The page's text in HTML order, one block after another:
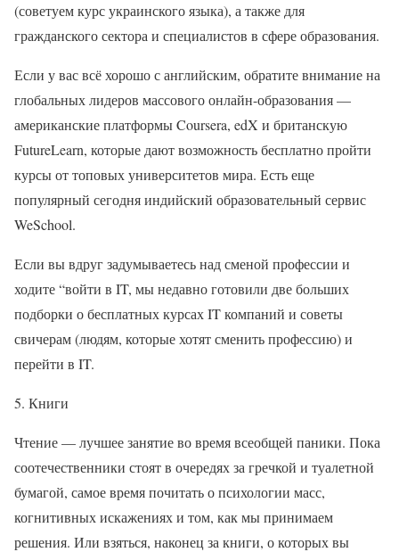
(советуем курс украинского языка), а также для
гражданского сектора и специалистов в сфере образования.
Если у вас всё хорошо с английским, обратите внимание на
глобальных лидеров массового онлайн-образования —
американские платформы Coursera, edX и британскую
FutureLearn, которые дают возможность бесплатно пройти
курсы от топовых университетов мира. Есть еще
популярный сегодня индийский образовательный сервис
WeSchool.
Если вы вдруг задумываетесь над сменой профессии и
ходите “войти в IT, мы недавно готовили две больших
подборки о бесплатных курсах IT компаний и советы
свичерам (людям, которые хотят сменить профессию) и
перейти в IT.
5. Книги
Чтение — лучшее занятие во время всеобщей паники. Пока
соотечественники стоят в очередях за гречкой и туалетной
бумагой, самое время почитать о психологии масс,
когнитивных искажениях и том, как мы принимаем
решения. Или взяться, наконец за книги, о которых вы